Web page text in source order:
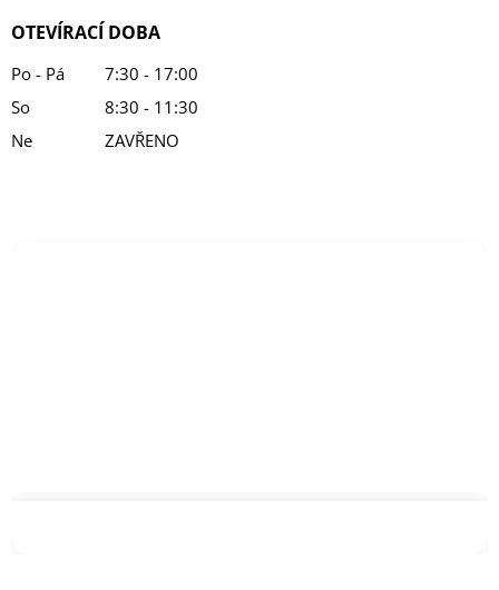
OTEVÍRACÍ DOBA
Po - Pá
7:30 - 17:00
So
8:30 - 11:30
Ne
ZAVŘENO